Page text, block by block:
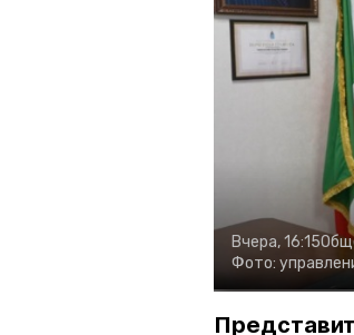
Вчера, 16:15
Фото: